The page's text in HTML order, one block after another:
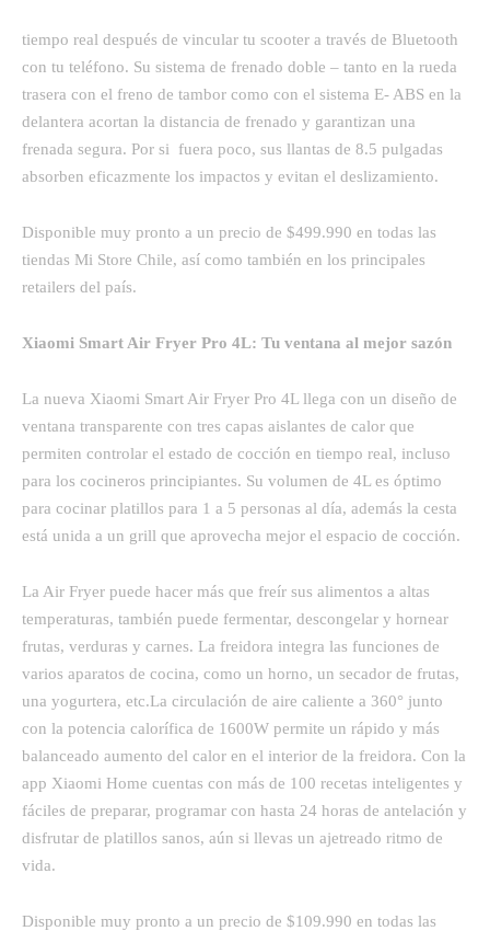
tiempo real después de vincular tu scooter a través de Bluetooth
con tu teléfono. Su sistema de frenado doble – tanto en la rueda
trasera con el freno de tambor como con el sistema E- ABS en la
delantera acortan la distancia de frenado y garantizan una
frenada segura. Por si fuera poco, sus llantas de 8.5 pulgadas
absorben eficazmente los impactos y evitan el deslizamiento.
Disponible muy pronto a un precio de $499.990 en todas las
tiendas Mi Store Chile, así como también en los principales
retailers del país.
Xiaomi Smart Air Fryer Pro 4L: Tu ventana al mejor sazón
La nueva Xiaomi Smart Air Fryer Pro 4L llega con un diseño de
ventana transparente con tres capas aislantes de calor que
permiten controlar el estado de cocción en tiempo real, incluso
para los cocineros principiantes. Su volumen de 4L es óptimo
para cocinar platillos para 1 a 5 personas al día, además la cesta
está unida a un grill que aprovecha mejor el espacio de cocción.
La Air Fryer puede hacer más que freír sus alimentos a altas
temperaturas, también puede fermentar, descongelar y hornear
frutas, verduras y carnes. La freidora integra las funciones de
varios aparatos de cocina, como un horno, un secador de frutas,
una yogurtera, etc.La circulación de aire caliente a 360° junto
con la potencia calorífica de 1600W permite un rápido y más
balanceado aumento del calor en el interior de la freidora. Con la
app Xiaomi Home cuentas con más de 100 recetas inteligentes y
fáciles de preparar, programar con hasta 24 horas de antelación y
disfrutar de platillos sanos, aún si llevas un ajetreado ritmo de
vida.
Disponible muy pronto a un precio de $109.990 en todas las